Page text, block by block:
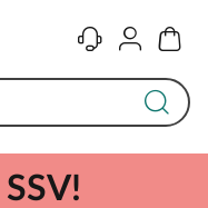
KontaktKonto